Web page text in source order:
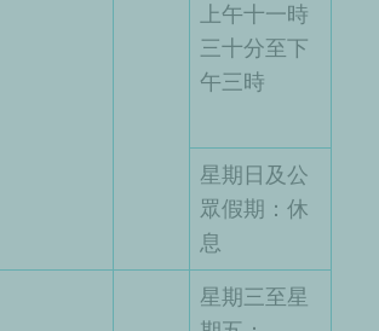
上午十一時
三十分至下
午三時
星期日及公
眾假期：休
息
星期三至星